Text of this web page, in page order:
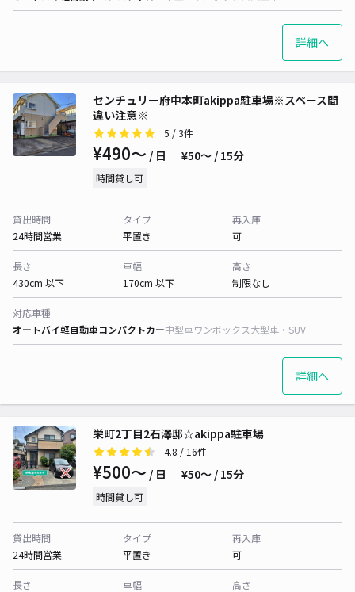
詳細へ
センチュリー府中本町akippa駐車場※スペース間
違い注意※
5 / 3件
¥490〜 / 日 ¥50〜 / 15分
時間貸し可
貸出時間
24時間営業
タイプ
平置き
再入庫
可
長さ
430cm 以下
車幅
170cm 以下
高さ
制限なし
対応車種
オートバイ軽自動車コンパクトカー中型車ワンボックス大型車・SUV
詳細へ
栄町2丁目2石澤邸☆akippa駐車場
4.8 / 16件
¥500〜 / 日 ¥50〜 / 15分
時間貸し可
貸出時間
24時間営業
タイプ
平置き
再入庫
可
長さ
車幅
高さ